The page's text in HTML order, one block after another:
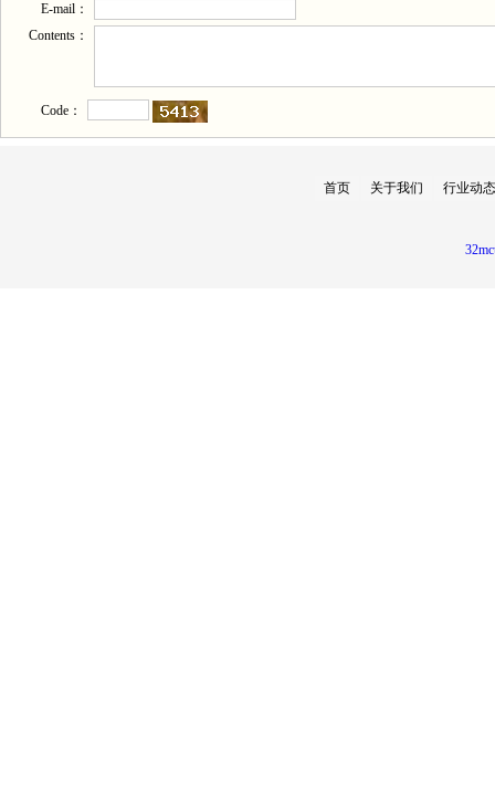
E-mail：
Contents：
Code：
首页 关于我们 行业动态